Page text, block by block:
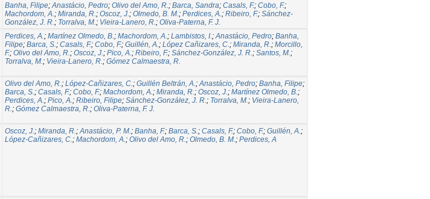
Banha, Filipe;Anastácio, Pedro; Olivo del Amo, R.; Barca, Sandra; Casals, F.; Cobo, F.;
Machordom, A.; Miranda, R.; Oscoz, J.; Olmedo, B. M.; Perdices, A.; Ribeiro, F.; Sánchez-
González, J. R.; Torralva, M.; Vieira-Lanero, R.; Oliva-Paterna, F. J.
Perdices, A.; Martínez Olmedo, B.; Machordom, A.; Lambistos, I.;Anastácio, Pedro; Banha,
Filipe; Barca, S.; Casals, F.; Cobo, F.; Guillén, A.; López Cañizares, C.; Miranda, R.; Morcillo,
F.; Olivo del Amo, R.; Oscoz, J.; Pico, A.; Ribeiro, F.; Sánchez-González, J. R.; Santos, M.;
Torralva, M.; Vieira-Lanero, R.; Gómez Calmaestra, R.
Olivo del Amo, R.; López-Cañizares, C.; Guillén Beltrán, A.;Anastácio, Pedro; Banha, Filipe;
Barca, S.; Casals, F.; Cobo, F.; Machordom, A.; Miranda, R.; Oscoz, J.; Martínez Olmedo, B.;
Perdices, A.; Pico, A.; Ribeiro, Filipe; Sánchez-González, J. R.; Torralva, M.; Vieira-Lanero,
R.; Gómez Calmaestra, R.; Oliva-Paterna, F. J.
Oscoz, J.; Miranda, R.;Anastácio, P. M.; Banha, F.; Barca, S.; Casals, F.; Cobo, F.; Guillén, A.;
López-Cañizares, C.; Machordom, A.; Olivo del Amo, R.; Olmedo, B. M.; Perdices, A